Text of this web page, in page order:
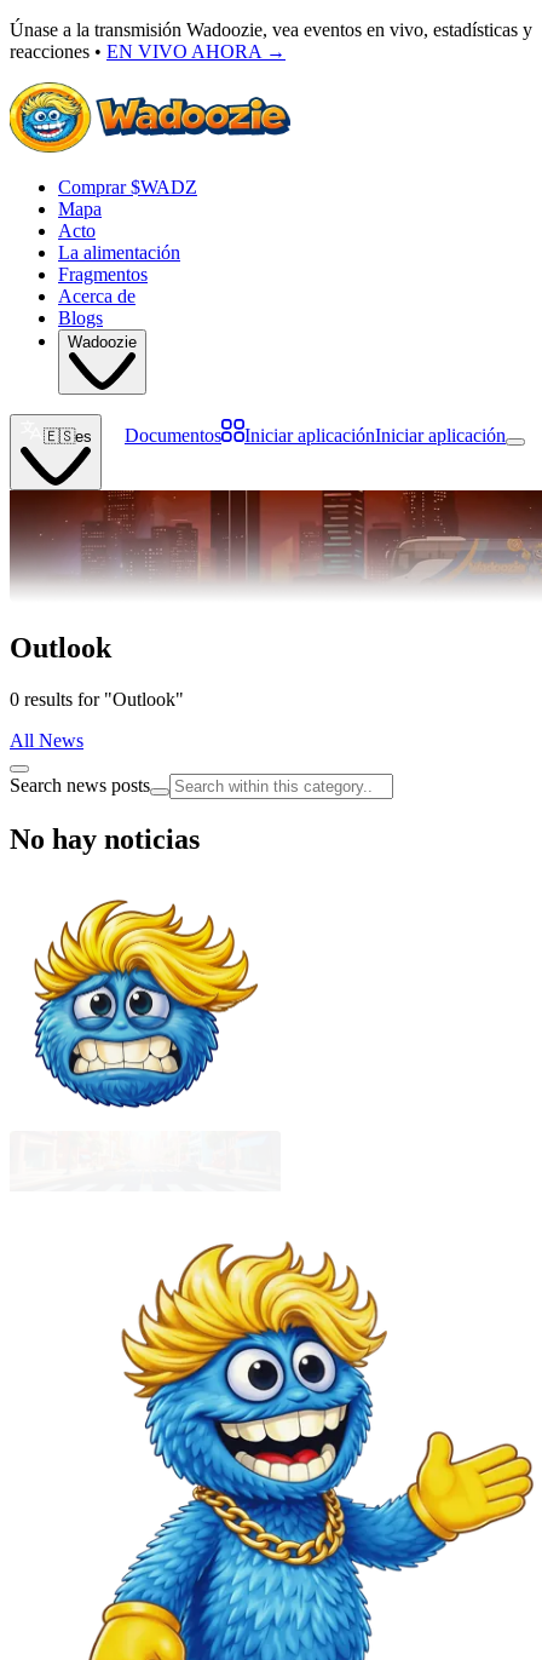
Únase a la transmisión Wadoozie, vea eventos en vivo, estadísticas y
reacciones • EN VIVO AHORA →
Comprar $WADZ
Mapa
Acto
La alimentación
Fragmentos
Acerca de
Blogs
Wadoozie
🇪🇸es Documentos Iniciar aplicaciónIniciar aplicación
Outlook
0 results for "Outlook"
All News
Search news posts
No hay noticias